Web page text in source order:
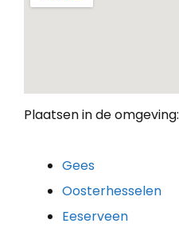
Plaatsen in de omgeving:
Gees
Oosterhesselen
Eeserveen